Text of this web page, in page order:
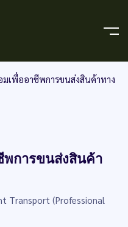
มเพื่ออาชีพการขนส่งสินค้าทาง
พการขนส่งสินค้า
Transport (Professional